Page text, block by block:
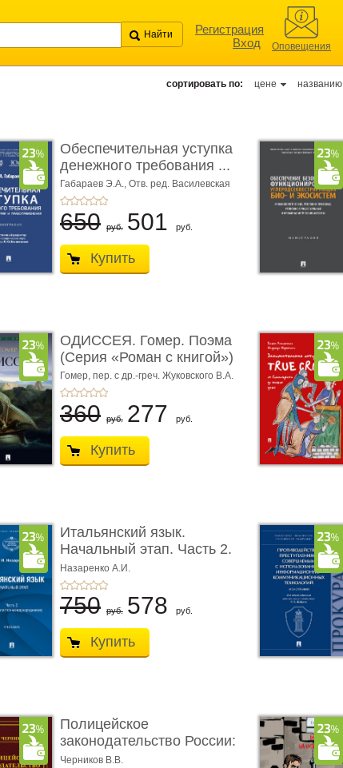
Регистрация
Вход
Оповещения
сортировать по: цене названию
Обеспечительная уступка
денежного требования ...
Габараев Э.А., Отв. ред. Василевская
Л.Ю.,вступ. сл. Каретина М.Г.
650 руб. 501 руб.
Купить
ОДИССЕЯ. Гомер. Поэма
(Серия «Роман с книгой»)
Гомер, пер. с др.-греч. Жуковского В.А.
360 руб. 277 руб.
Купить
Итальянский язык.
Начальный этап. Часть 2.
Учеб� ...
Назаренко А.И.
750 руб. 578 руб.
Купить
Полицейское
законодательство России:
вчера, с� ...
Черников В.В.